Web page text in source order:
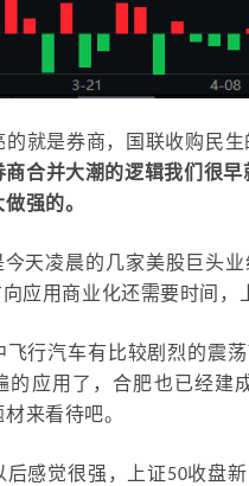
就是券商， 国联收购民
商合并大潮的逻辑我们很
强的。
天凌晨的几家美股巨头
应用商业化还需要时间，
飞行汽车有比较剧烈的震
的应用了，合肥也已经建
来看待吧。
后感觉很强，上证50收盘